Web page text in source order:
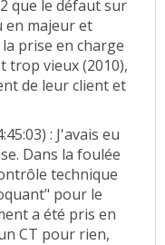
que le défaut sur
en majeur et
prise en charge
trop vieux (2010),
de leur client et
: J'avais eu
Dans la foulée
technique
pour le
a été pris en
CT pour rien,